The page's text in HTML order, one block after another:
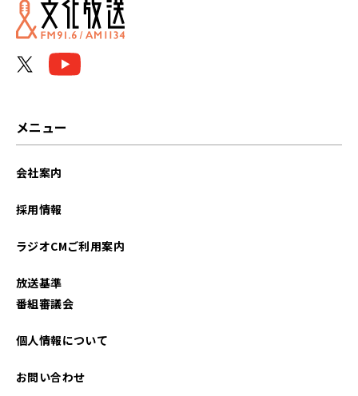
2026年06月
2025年09月
メニュー
会社案内
採用情報
ラジオCMご利用案内
放送基準
番組審議会
個人情報について
お問い合わせ